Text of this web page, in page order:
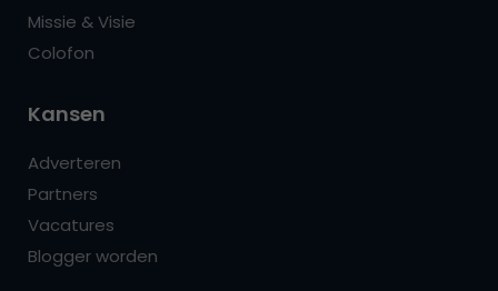
Missie & Visie
Colofon
Kansen
Adverteren
Partners
Vacatures
Blogger worden